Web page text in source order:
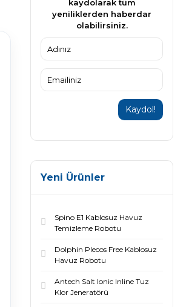
kaydolarak tüm
yeniliklerden haberdar
olabilirsiniz.
Kaydol!
Yeni Ürünler
Spino E1 Kablosuz Havuz
Temizleme Robotu
Dolphin Plecos Free Kablosuz
Havuz Robotu
Antech Salt Ionic Inline Tuz
Klor Jeneratörü